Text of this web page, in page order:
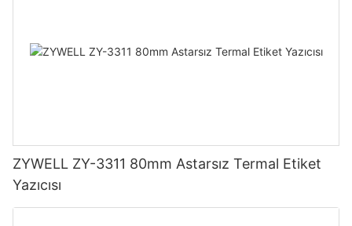
ZYWELL ZY-3311 80mm Astarsız Termal Etiket
Yazıcısı